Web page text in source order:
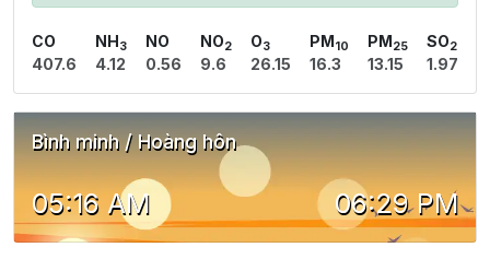
CO
407.6
NH 3
4.12
NO
0.56
NO2
9.6
O3
26.15
PM 10
16.3
PM 25
13.15
SO2
1.97
Bình minh / Hoàng hôn
05:16 AM 06:29 PM